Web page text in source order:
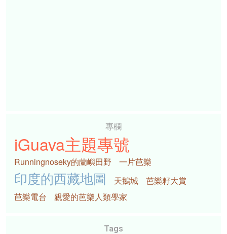
專欄
iGuava主題專號
Runningnoseky的蘭嶼田野 一片芭樂
印度的西藏地圖 天鵝城
芭樂籽大賞
芭樂電台
親愛的芭樂人類學家
Tags